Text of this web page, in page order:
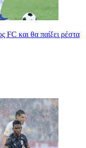
FC και θα παίξει ρέστα